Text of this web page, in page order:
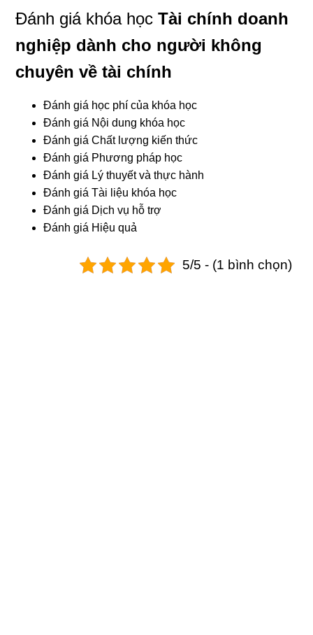
Đánh giá khóa họcTài chính doanh
nghiệp dành cho người không
chuyên về tài chính
Đánh giá học phí của khóa học
Đánh giá Nội dung khóa học
Đánh giá Chất lượng kiến thức
Đánh giá Phương pháp học
Đánh giá Lý thuyết và thực hành
Đánh giá Tài liệu khóa học
Đánh giá Dịch vụ hỗ trợ
Đánh giá Hiệu quả
5/5 - (1 bình chọn)